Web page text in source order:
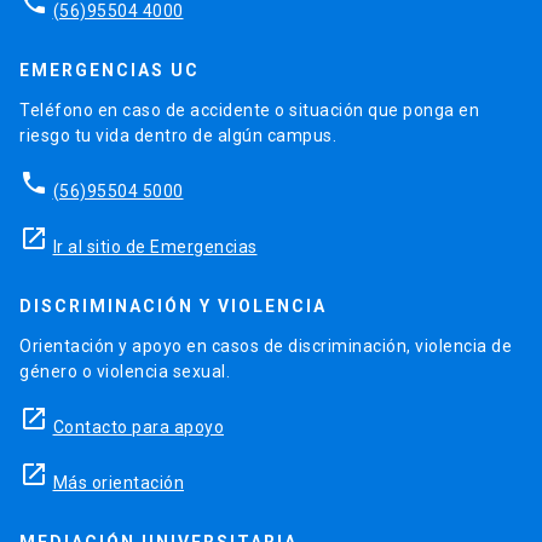
(56)95504 4000
EMERGENCIAS UC
Teléfono en caso de accidente o situación que ponga en
riesgo tu vida dentro de algún campus.
phone (56)95504 5000
launch Ir al sitio de Emergencias
DISCRIMINACIÓN Y VIOLENCIA
Orientación y apoyo en casos de discriminación, violencia de
género o violencia sexual.
launch Contacto para apoyo
launch Más orientación